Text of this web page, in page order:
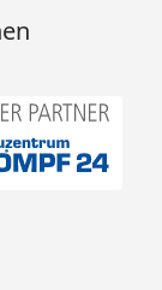
- 34 mm
- 34 mm